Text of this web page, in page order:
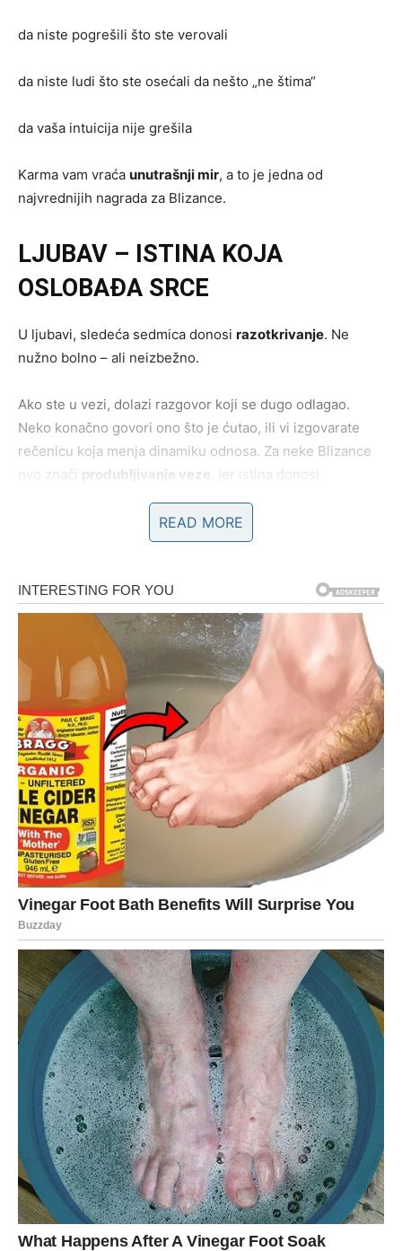
da niste pogrešili što ste verovali
da niste ludi što ste osećali da nešto „ne štima“
da vaša intuicija nije grešila
Karma vam vraća unutrašnji mir, a to je jedna od
najvrednijih nagrada za Blizance.
LJUBAV – ISTINA KOJA
OSLOBAĐA SRCE
U ljubavi, sledeća sedmica donosi razotkrivanje. Ne
nužno bolno – ali neizbežno.
Ako ste u vezi, dolazi razgovor koji se dugo odlagao.
Neko konačno govori ono što je ćutao, ili vi izgovarate
rečenicu koja menja dinamiku odnosa. Za neke Blizance
ovo znači produbljivanje veze , jer istina donosi
predugo zadržavali u nečemu što ih emotivno iscrpljuje.
U oba slučaja – vi dobijate jasnoću.
Ako ste slobodni, karma vam može poslati:
poruku iz prošlosti
susret sa osobom koju niste zaboravili
ili novu osobu koja dolazi iznenada, kroz razgovor, posao
ili društvene mreže
Ono što je važno: više ne pristajete na polovične emocije.
Ne želite odnose bez dubine. I upravo zato karma sada
počinje da vas nagrađuje.
KARMA KROZ REČI – NEKO SE
PRIZNAJE, NEKO SE OTKRIVA
Za Blizance, karma uvek dolazi kroz komunikaciju.
Sledeće sedmice moguće su:
neočekivane poruke
priznanja
objašnjenja
izvinjenja koja niste očekivali
Neko shvata da vas je potcenio. Neko razume da vas je
READ MORE